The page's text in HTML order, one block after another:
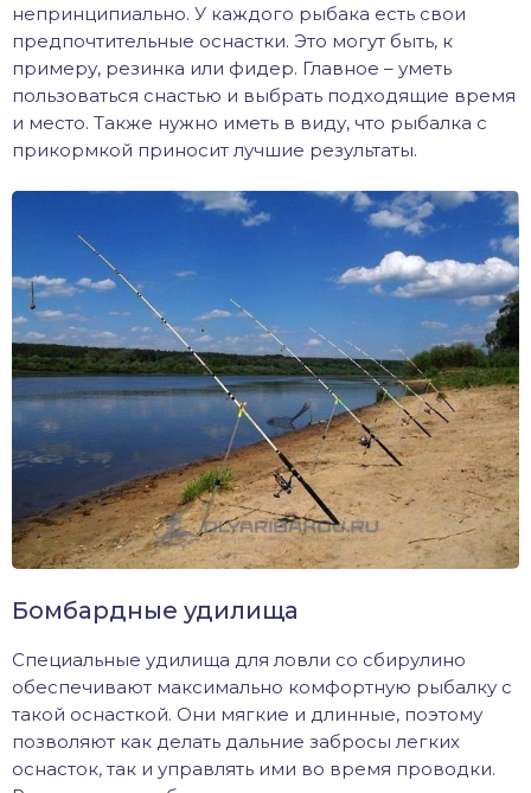
непринципиально. У каждого рыбака есть свои
предпочтительные оснастки. Это могут быть, к
примеру, резинка или фидер. Главное – уметь
пользоваться снастью и выбрать подходящие время
и место. Также нужно иметь в виду, что рыбалка с
прикормкой приносит лучшие результаты.
Бомбардные удилища
Специальные удилища для ловли со сбирулино
обеспечивают максимально комфортную рыбалку с
такой оснасткой. Они мягкие и длинные, поэтому
позволяют как делать дальние забросы легких
оснасток, так и управлять ими во время проводки.